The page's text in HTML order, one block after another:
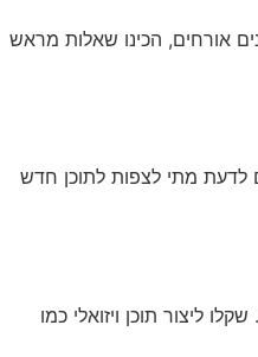
אורחים, הכינו שאלות מראש
לדעת מתי לצפות לתוכן חדש
ליצור תוכן ויזואלי כמו